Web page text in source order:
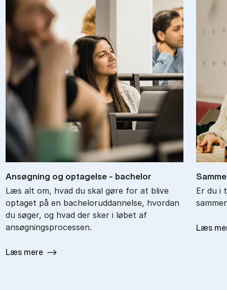
An­søg­ning og op­ta­gel­se - ba­chel­or
Læs alt om, hvad du skal gøre for at blive
optaget på en bacheloruddannelse, hvordan
du søger, og hvad der sker i løbet af
ansøgningsprocessen.
Læs mere
Er du i
Læs